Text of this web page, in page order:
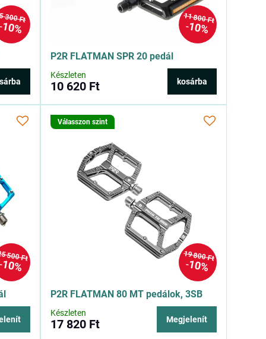
300 Ft
10%
11 800 Ft
10%
P2R FLATMAN SPR 20 pedál
Készleten
10 620 Ft kosárba
500 Ft
10%
19 800 Ft
10%
Válasszon szint
P2R FLATMAN 80 MT pedálok, 3SB
Készleten
17 820 Ft Megjelenít